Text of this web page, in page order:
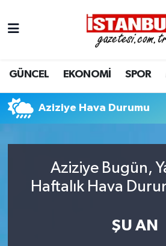
GÜNCEL EKONOMİ SPOR
Aziziye Hava Durumu
Aziziye Bugün,
Haftalık Hava
ŞU AN
EKONOMİ
İSTANBUL
SPOR
Nöbetçi Eczaneler
Hava Durumu
Trafik Durumu
Tüm Manşetler